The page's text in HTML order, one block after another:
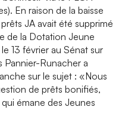
En raison de la baisse
JA avait été supprimé
de la Dotation Jeune
13 février au Sénat sur
Pannier-Runacher a
sur le sujet : «Nous
de prêts bonifiés,
émane des Jeunes